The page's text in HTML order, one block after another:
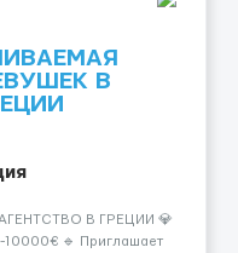
В
В ГРЕЦИИ 💎
🔹 Приглашает